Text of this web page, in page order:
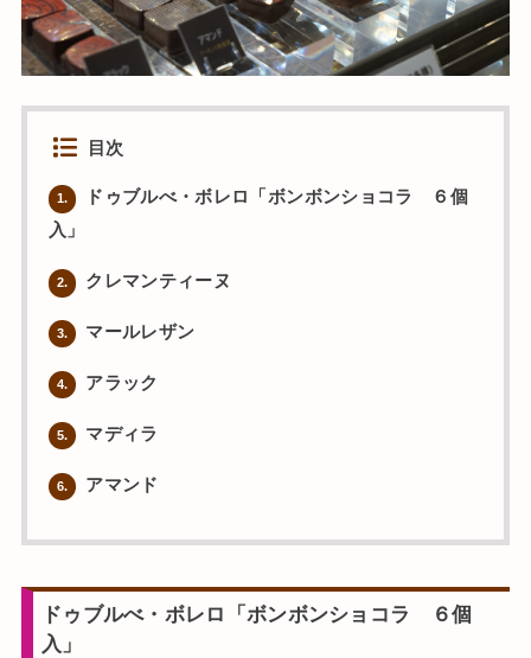
目次
1.
ドゥブルべ・ボレロ「ボンボンショコラ ６個
入」
2. クレマンティーヌ
3. マールレザン
4. アラック
5. マディラ
6. アマンド
ドゥブルべ・ボレロ「ボンボンショコラ ６個
入」